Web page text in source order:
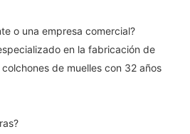
o una empresa comercial?
en la fabricación de
de muelles con 32 años